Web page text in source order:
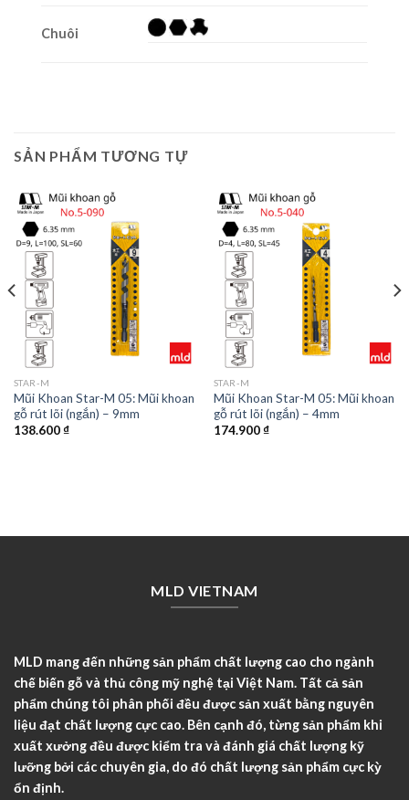
Chuôi
SẢN PHẨM TƯƠNG TỰ
STAR-M
Mũi Khoan Star-M 05: Mũi khoan
gỗ rút lõi (ngắn) – 9mm
138.600₫
STAR-M
Mũi Khoan Star-M 05: Mũi khoan
gỗ rút lõi (ngắn) – 4mm
174.900₫
MLD VIETNAM
MLD mang đến những sản phẩm chất lượng cao cho ngành
chế biến gỗ và thủ công mỹ nghệ tại Việt Nam. Tất cả sản
phẩm chúng tôi phân phối đều được sản xuất bằng nguyên
liệu đạt chất lượng cực cao. Bên cạnh đó, từng sản phẩm khi
xuất xưởng đều được kiểm tra và đánh giá chất lượng kỹ
lưỡng bởi các chuyên gia, do đó chất lượng sản phẩm cực kỳ
ổn định.